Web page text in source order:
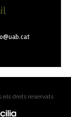
els drets reservats